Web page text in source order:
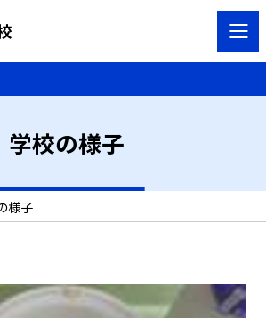
学校の様子
様子